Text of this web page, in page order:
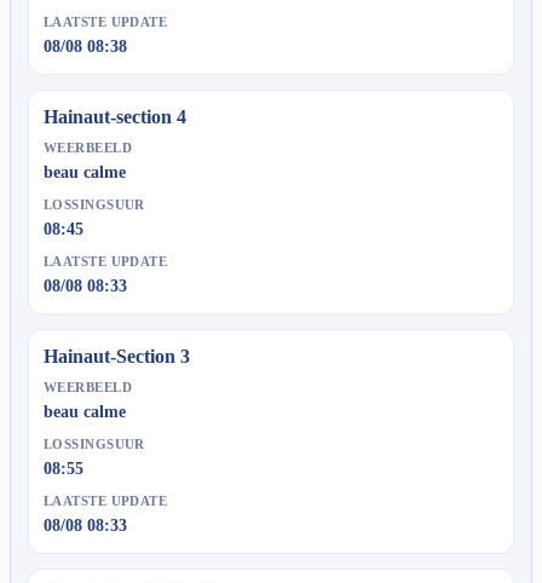
LAATSTE UPDATE
08/08 08:38
Hainaut-section 4
WEERBEELD
beau calme
LOSSINGSUUR
08:45
LAATSTE UPDATE
08/08 08:33
Hainaut-Section 3
WEERBEELD
beau calme
LOSSINGSUUR
08:55
LAATSTE UPDATE
08/08 08:33